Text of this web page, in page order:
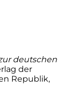
conflit,
alors
en
forces
deutschen
der
Republik,